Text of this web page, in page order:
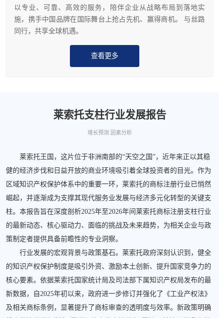
以专业、可靠、高效的服务，陪伴企业从战略布局到落地实
施，携手中国品牌在国际舞台上抢占先机、赢得商机。 与丝路
同行，共享全球机遇。
查看更多
莱索托支柱行业发展报告
增长预测 因素分析
莱索托王国，这片位于非洲南部的“天空之国”，近年来正以其稳
健的经济步伐和日益开放的商业环境吸引着全球投资者的目光。作为
区域知识产权保护体系中的重要一环，莱索托的商标注册行业已悄然
崛起，并逐渐成为支撑其现代服务业发展与经济多元化转型的关键支
柱。本报告旨在深度剖析2025年至2026年间莱索托商标注册支柱行业
的最新动态、核心驱动力、面临的挑战及未来趋势，为相关企业与政
策制定者提供具备前瞻性的专业洞察。
行业发展的宏观背景与政策基石。莱索托政府深刻认识到，健全
的知识产权保护制度是吸引外资、激励本土创新、提升国家竞争力的
核心要素。依据莱索托国家统计局及司法部下属知识产权局发布的最
新数据，自2025年初以来，政府进一步修订并强化了《工业产权法》
及相关商标条例，显著提升了商标审查的透明度与效率。新政策明确